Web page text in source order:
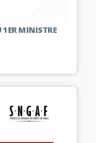
1ER MINISTRE